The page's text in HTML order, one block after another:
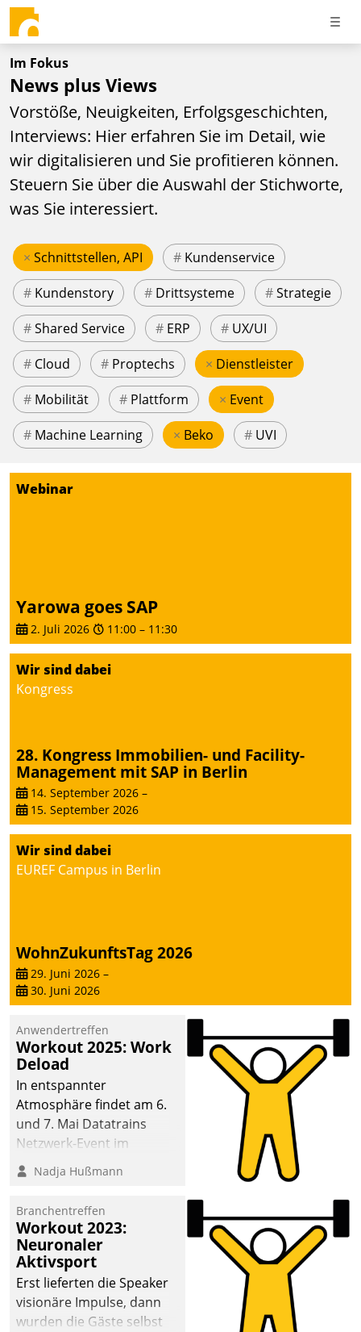
Im Fokus
News plus Views
Vorstöße, Neuigkeiten, Erfolgsgeschichten,
Interviews: Hier erfahren Sie im Detail, wie
wir digitalisieren und Sie profitieren können.
Steuern Sie über die Auswahl der Stichworte,
was Sie interessiert.
× Schnittstellen, API # Kundenservice
# Kundenstory # Drittsysteme #Strategie
#Shared Service # ERP # UX/UI
# Cloud # Proptechs × Dienstleister
# Mobilität # Plattform × Event
# Machine Learning × Beko # UVI
Webinar
Yarowa goes SAP
2. Juli 2026 11:00 – 11:30
Wir sind dabei
Kongress
28. Kongress Immobilien- und Facility-
Management mit SAP in Berlin
14. September 2026 –
15. September 2026
Wir sind dabei
EUREF Campus in Berlin
WohnZukunftsTag 2026
29. Juni 2026 –
30. Juni 2026
Anwendertreffen
Workout 2025: Work
Deload
In entspannter
Atmosphäre findet am 6.
und 7. Mai Datatrains
Netzwerk-Event im
Kunden- und Partnerkreis
statt. Zentrale Frage: Wie
Mammutprojekte
meistern und Workloads
wuppen – bei zunehmend
anspruchsvollen
Aufgaben und
abnehmendem
Nadja Hußmann
Branchentreffen
Workout 2023:
Neuronaler
Aktivsport
Erst lieferten die Speaker
visionäre Impulse, dann
wurden die Gäste selbst